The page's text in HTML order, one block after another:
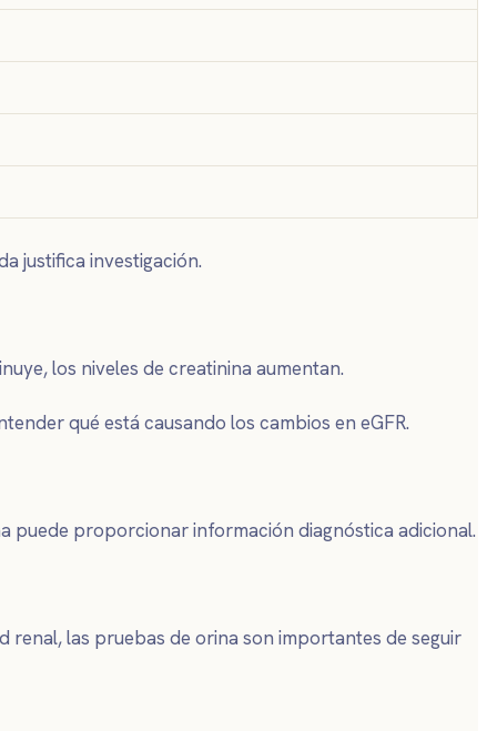
justifica investigación.
los niveles de creatinina aumentan.
qué está causando los cambios en eGFR.
puede proporcionar información diagnóstica adicional.
renal, las pruebas de orina son importantes de seguir